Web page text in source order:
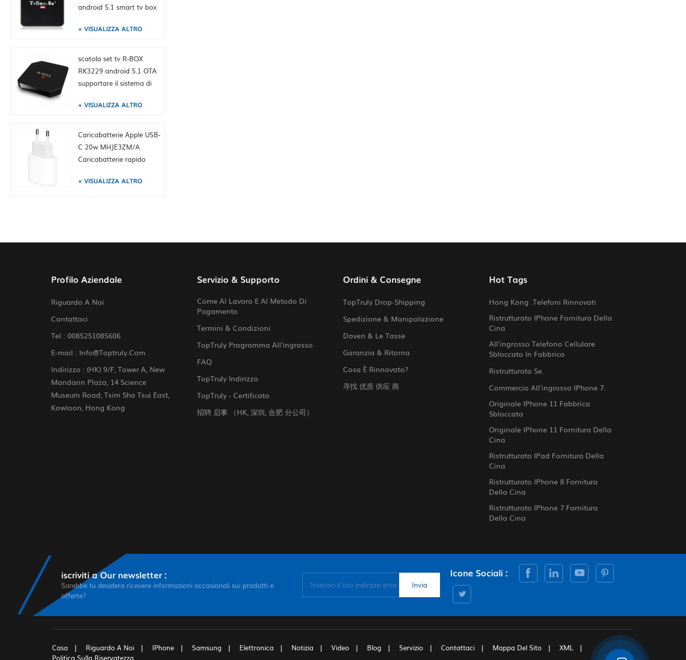
android 5.1 smart tv box
VISUALIZZA ALTRO
scatola set tv R-BOX
RK3229 android 5.1 OTA
supportare il sistema di
VISUALIZZA ALTRO
Caricabatterie Apple USB-
C 20w MHJE3ZM/A
Caricabatterie rapido
VISUALIZZA ALTRO
Profilo Aziendale
Riguardo A Noi
Contattaci
Tel : 0085251085606
E-mail : Info@toptruly.com
Indirizzo : (HK) 9/F, Tower A, New
Mandarin Plaza, 14 Science
Museum Road, Tsim Sha Tsui East,
Kowloon, Hong Kong
Servizio & Supporto
Come Al Lavoro E Al Metodo Di
Pagamento
Termini & Condizioni
TopTruly Programma All'ingrosso
FAQ
TopTruly Indirizzo
TopTruly - Certificato
招聘 启事 （HK, 深圳, 合肥 分公司）
Ordini & Consegne
TopTruly Drop-Shipping
Spedizione & Manipolazione
Doveri & Le Tasse
Garanzia & Ritorna
Cosa È Rinnovato?
寻找 优质 供应 商
Hot Tags
Hong Kong .telefoni Rinnovati
Ristrutturato IPhone Fornitura Della
Cina
All'ingrosso Telefono Cellulare
Sbloccato In Fabbrica
Ristrutturato Se.
Commercio All'ingrosso IPhone 7.
Originale IPhone 11 Fabbrica
Sbloccata
Originale IPhone 11 Fornitura Della
Cina
Ristrutturato IPad Fornitura Della
Cina
Ristrutturato IPhone 8 Fornitura
Della Cina
Ristrutturato IPhone 7 Fornitura
Della Cina
iscriviti a Our newsletter :
Sarebbe tu desidera ricevere informazioni occasionali sui prodotti e
offerte?
Icone Sociali :
Casa Riguardo A Noi IPhone Samsung Elettronica Notizia Video Blog Servizio Contattaci Mappa Del Sito
XML
Politica Sulla Riservatezza